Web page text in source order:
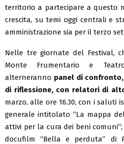
territorio a partecipare a questo
crescita, su temi oggi centrali e
amministrazione sia per il terzo
Nelle tre giornate del Festival,
Monte Frumentario e
alterneranno panel di
di riflessione, con relatori di
marzo, alle ore 16.30, con i saluti
generale intitolato “La mappa
attivi per la cura dei beni
docufilm “Bella e perduta” di